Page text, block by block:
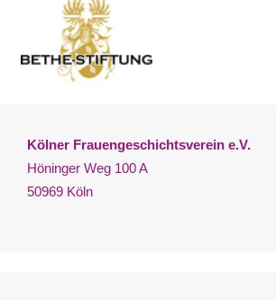
Kölner Frauengeschichtsverein e.V.
Höninger Weg 100 A
50969 Köln